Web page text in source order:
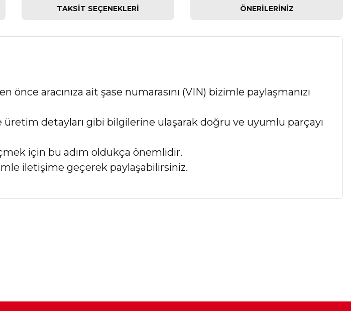
TAKSIT SEÇENEKLERI ÖNERILERINIZ
aracınıza ait şase numarasını (VIN) bizimle paylaşmanızı
üretim detayları gibi bilgilerine ulaşarak doğru ve uyumlu parçayı
için bu adım oldukça önemlidir.
iletişime geçerek paylaşabilirsiniz.